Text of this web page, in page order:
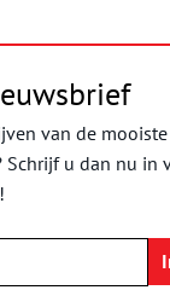
van de
Schrijf u dan nu in